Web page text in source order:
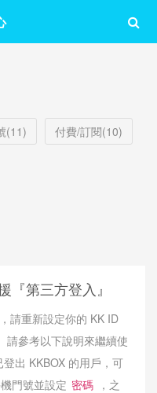
(11) 付費/訂閱(10)
『第三方登入』
請重新設定你的 KK ID
請參考以下說明來繼續使
出 KKBOX 的用戶，可
門號並設定 密碼 ，之